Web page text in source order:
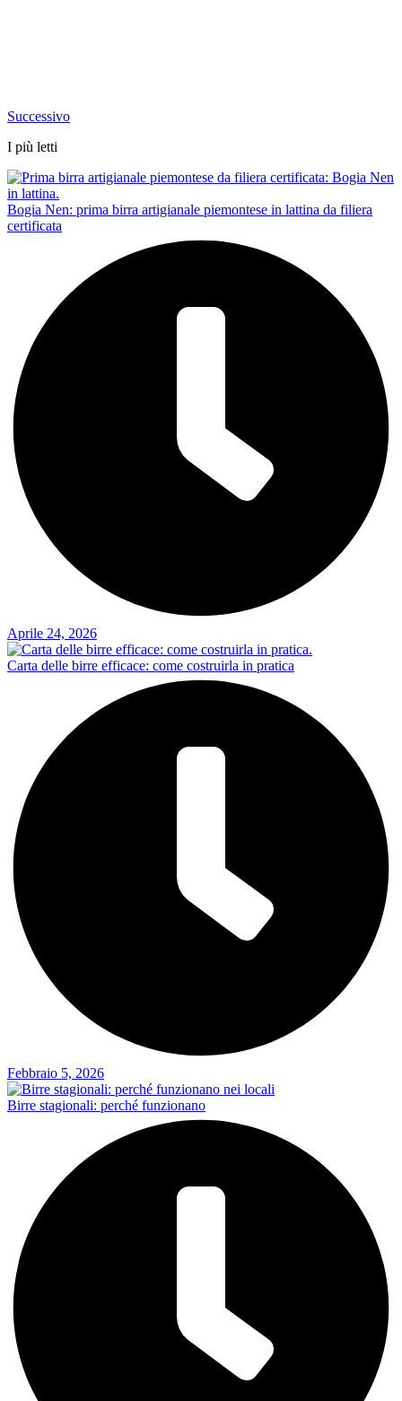
Successivo
I più letti
Bogia Nen: prima birra artigianale piemontese in lattina da filiera
certificata
Aprile 24, 2026
Carta delle birre efficace: come costruirla in pratica
Febbraio 5, 2026
Birre stagionali: perché funzionano